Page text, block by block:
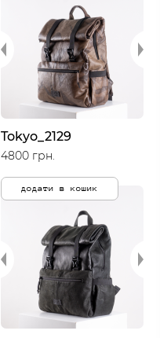
Tokyo_2129
4800 грн.
додати в кошик